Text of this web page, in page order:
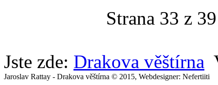
Strana 33 z 39
Jste zde: Drakova věštírna
Jaroslav Rattay - Drakova věštírna © 2015, Webdesigner: Nefertiiti